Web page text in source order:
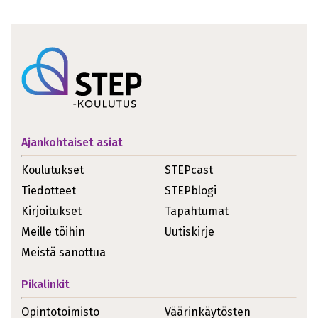
Ajankohtaiset asiat
Koulutukset
Tiedotteet
Kirjoitukset
Meille töihin
Meistä sanottua
STEPcast
STEPblogi
Tapahtumat
Uutiskirje
Pikalinkit
Opintotoimisto Väärinkäytösten